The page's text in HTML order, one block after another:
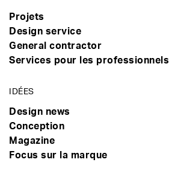
Projets
Design service
General contractor
Services pour les professionnels
IDÉES
Design news
Conception
Magazine
Focus sur la marque